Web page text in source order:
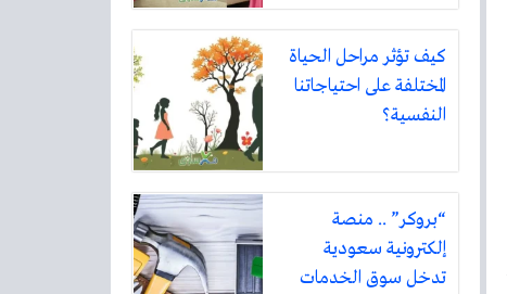
كيف تؤثر مراحل الحياة
المختلفة على احتياجاتنا
النفسية؟
“بروكر” .. منصة
إلكترونية سعودية
تدخل سوق الخدمات